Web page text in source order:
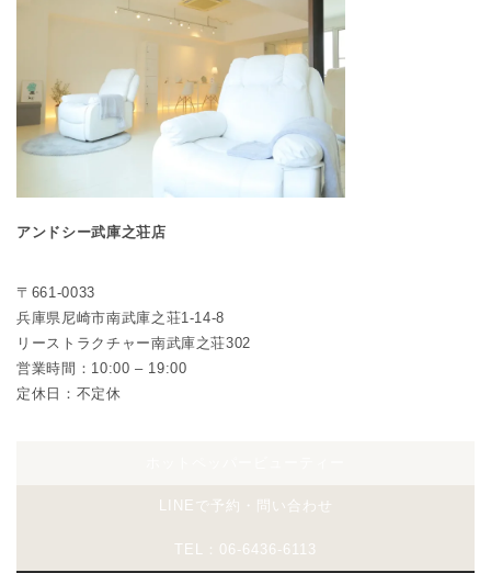
アンドシー武庫之荘店
〒661-0033
兵庫県尼崎市南武庫之荘1-14-8
リーストラクチャー南武庫之荘302
営業時間：10:00 – 19:00
定休日：不定休
LINEで予約・問い合わせ
TEL：06-6436-6113